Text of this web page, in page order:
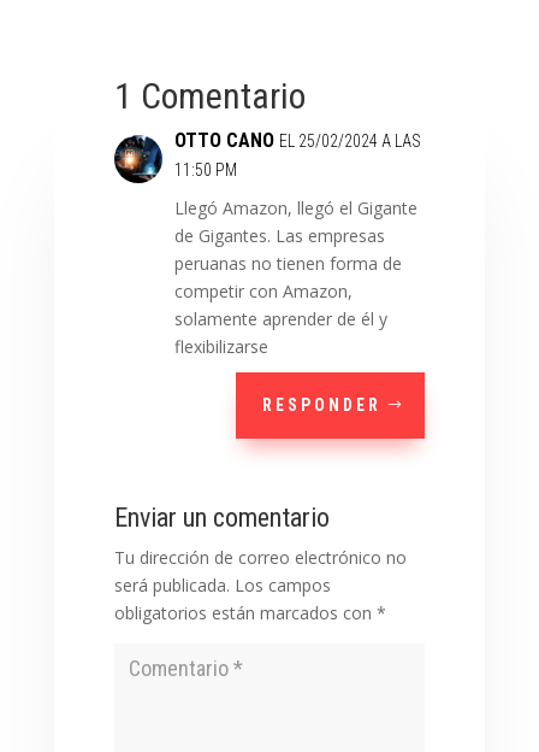
1 Comentario
OTTO CANO EL 25/02/2024 A LAS
11:50 PM
Llegó Amazon, llegó el Gigante
de Gigantes. Las empresas
peruanas no tienen forma de
competir con Amazon,
solamente aprender de él y
flexibilizarse
RESPONDER
Enviar un comentario
Tu dirección de correo electrónico no
será publicada. Los campos
obligatorios están marcados con *